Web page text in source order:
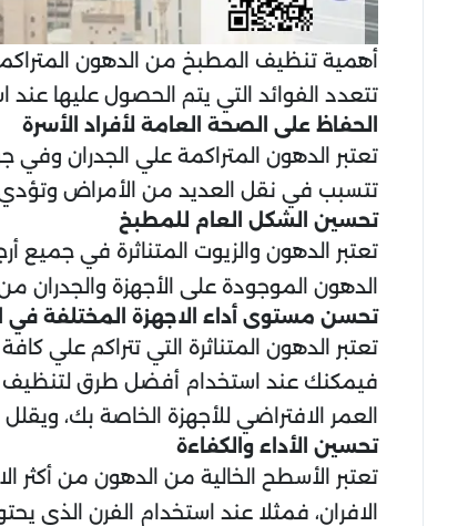
أهمية تنظيف المطبخ من الدهون
تتعدد الفوائد التي يتم الحصول عليها
الحفاظ على الصحة العامة لأفراد الأسرة
تعتبر الدهون المتراكمة علي الجدران وفي
تتسبب في نقل العديد من الأمراض وتؤدي
تحسين الشكل العام للمطبخ
تعتبر الدهون والزيوت المتناثرة في
الدهون الموجودة على الأجهزة والجدران
تحسن مستوى أداء الاجهزة المختلفة في
تعتبر الدهون المتناثرة التي تتراكم
فيمكنك عند استخدام أفضل طرق لتنظيف
العمر الافتراضي للأجهزة الخاصة بك،
تحسين الأداء والكفاءة
تعتبر الأسطح الخالية من الدهون من
الافران، فمثلا عند استخدام الفرن الذي